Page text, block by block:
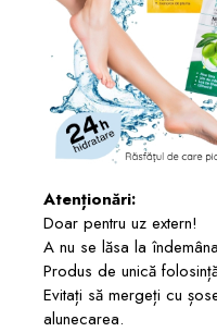
Atenționări:
Doar pentru uz extern!
A nu se lăsa la
Produs de unică
Evitați să mergeți cu
alunecarea.